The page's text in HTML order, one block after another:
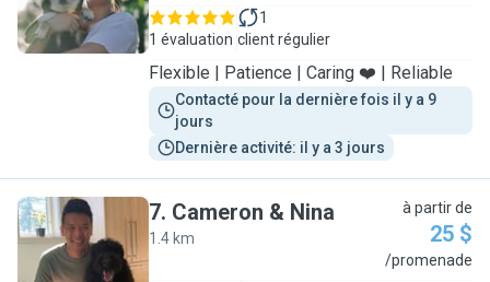
1 évaluation
1
client régulier
Flexible | Patience | Caring ❤️ | Reliable
Contacté pour la dernière fois il y a 9
jours
Dernière activité: il y a 3 jours
C
7. Cameron & Nina
1.4 km
à partir de
25 $
/promenade